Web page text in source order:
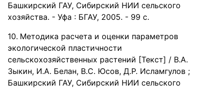
Башкирский ГАУ, Сибирский НИИ сельского
хозяйства. - Уфа : БГАУ, 2005. - 99 с.
Методика расчета и оценки параметров
экологической пластичности
сельскохозяйственных растений [Текст] / В.А.
Зыкин, И.А. Белан, В.С. Юсов, Д.Р. Исламгулов ;
Башкирский ГАУ, Сибирский НИИ сельского